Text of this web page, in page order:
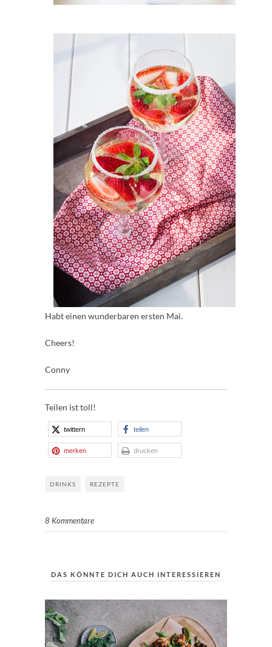
Habt einen wunderbaren ersten Mai.
Cheers!
Conny
Teilen ist toll!
twittern teilen
merken drucken
DRINKS REZEPTE
8 Kommentare
DAS KÖNNTE DICH AUCH INTERESSIEREN